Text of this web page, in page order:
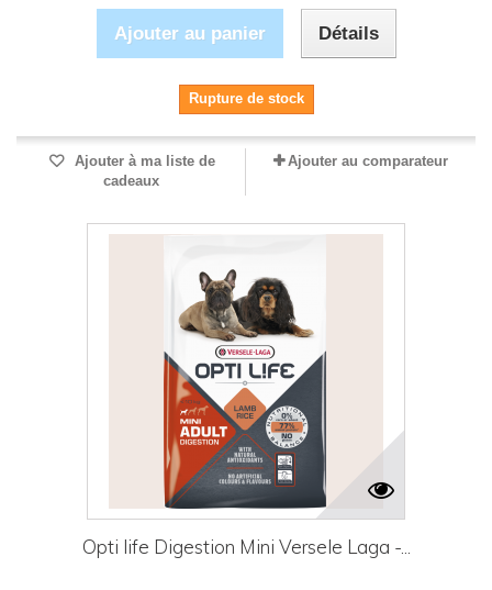
Ajouter au panier Détails
Rupture de stock
Ajouter à ma liste de
cadeaux
Ajouter au comparateur
Opti life Digestion Mini Versele Laga -...